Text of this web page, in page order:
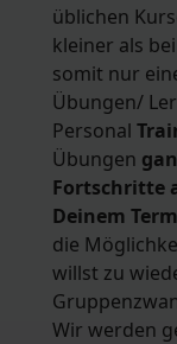
üblichen
kleiner als
somit nur
Übungen/
Personal
Übungen
Fortschritte
Deinem
die
willst zu
Wir werden